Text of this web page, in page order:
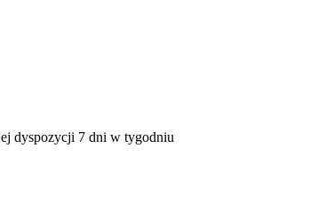
dyspozycji 7 dni w tygodniu